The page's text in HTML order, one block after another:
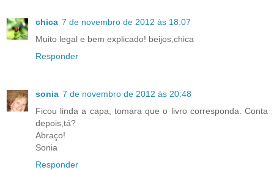
chica 7 de novembro de 2012 às 18:07
Muito legal e bem explicado! beijos,chica
Responder
sonia 7 de novembro de 2012 às 20:48
Ficou linda a capa, tomara que o livro corresponda. Conta
depois,tá?
Abraço!
Sonia
Responder